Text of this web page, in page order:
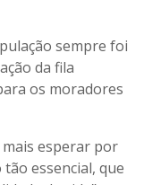
sempre foi
da fila
os moradores
esperar por
essencial, que